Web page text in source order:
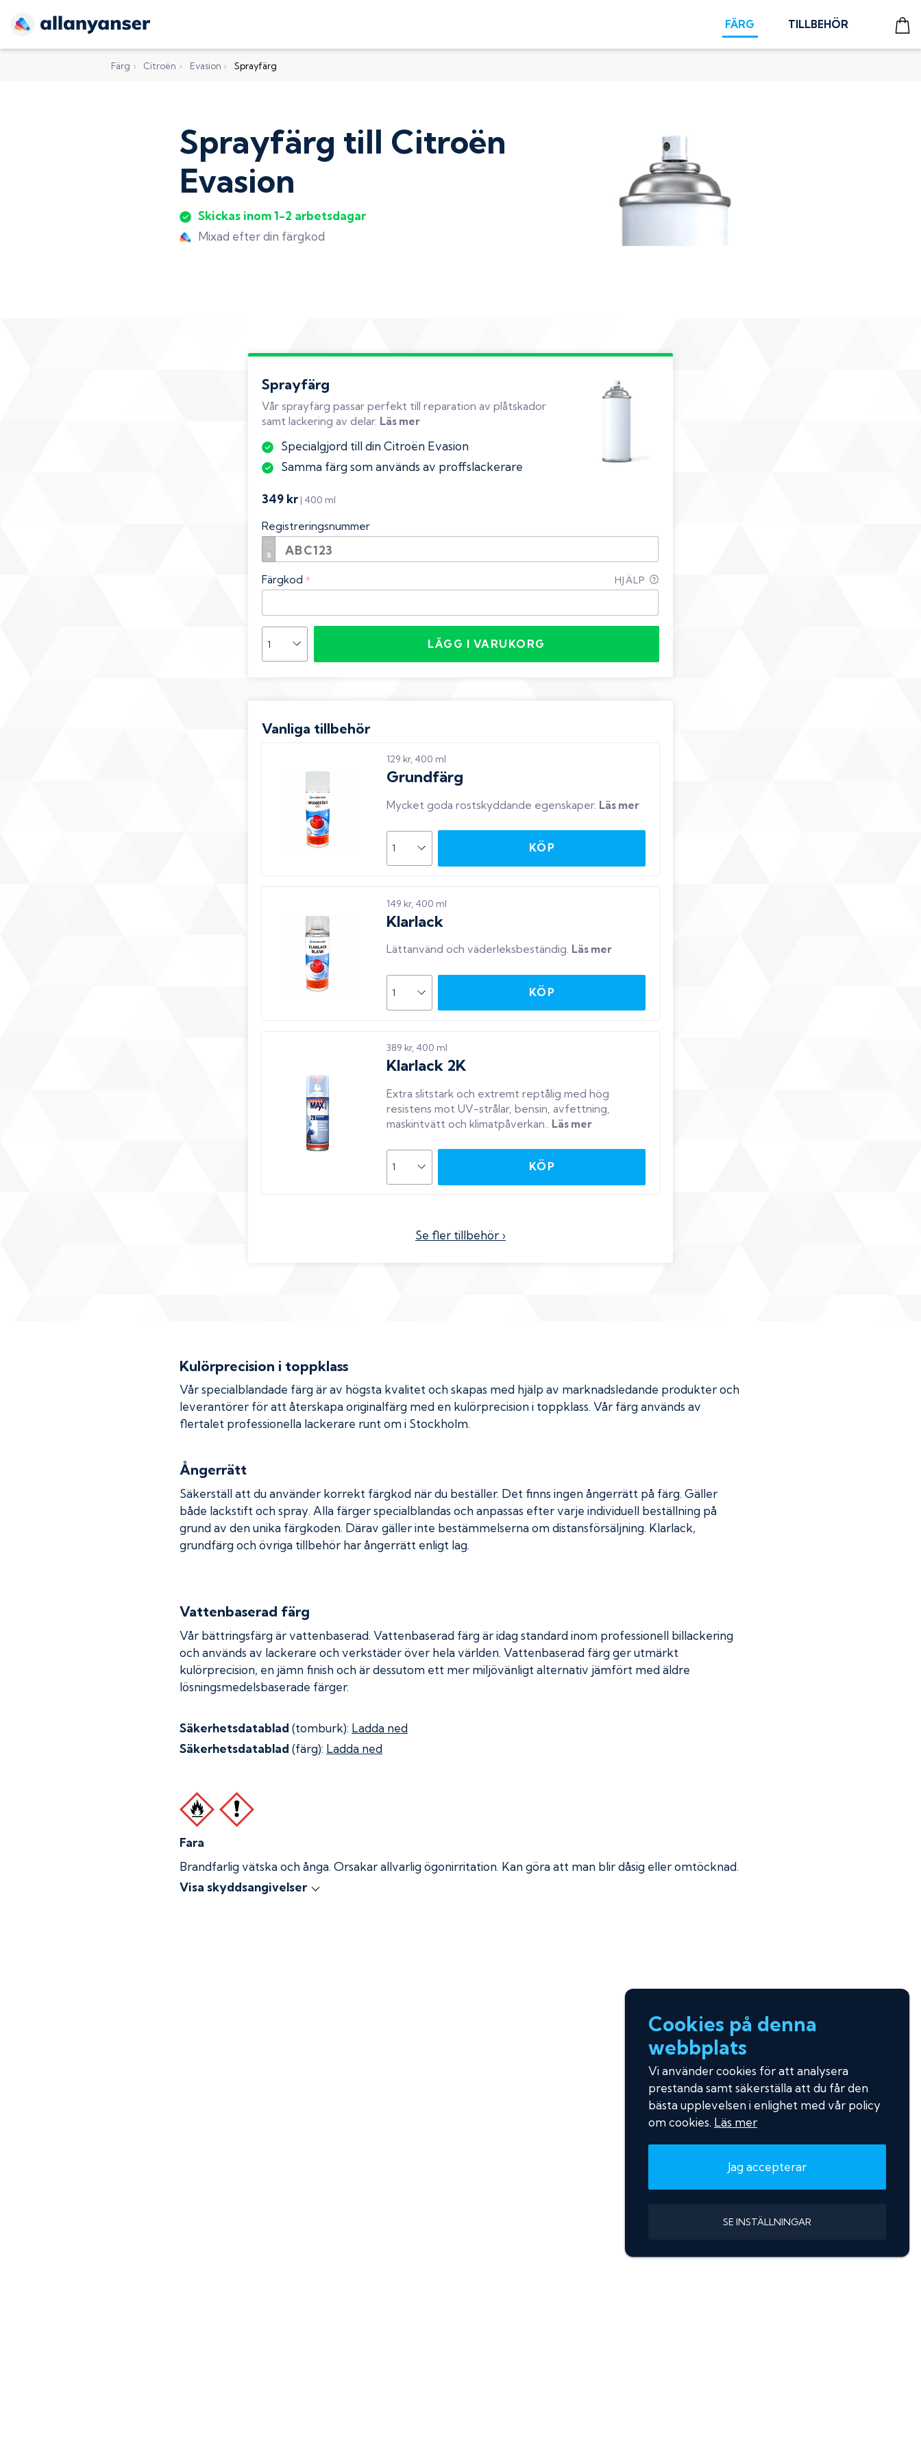
FÄRG TILLBEHÖR
Färg › Citroën › Evasion › Sprayfärg
Sprayfärg till Citroën
Evasion
Skickas inom 1-2 arbetsdagar
Mixad efter din färgkod
Sprayfärg
Vår sprayfärg passar perfekt till reparation av plåtskador
samt lackering av delar. Läs mer
Specialgjord till din Citroën Evasion
Samma färg som används av proffslackerare
349 kr | 400 ml
Registreringsnummer
Färgkod * HJÄLP
LÄGG I VARUKORG
Vanliga tillbehör
129 kr, 400 ml
Grundfärg
Mycket goda rostskyddande egenskaper. Läs mer
KÖP
149 kr, 400 ml
Klarlack
Lättanvänd och väderleksbeständig. Läs mer
KÖP
389 kr, 400 ml
Klarlack 2K
Extra slitstark och extremt reptålig med hög
resistens mot UV-strålar, bensin, avfettning,
maskintvätt och klimatpåverkan.
Läs mer
KÖP
Se fler tillbehör ›
Kulörprecision i toppklass
Vår specialblandade färg är av högsta kvalitet och skapas med hjälp av marknadsledande produkter och
leverantörer för att återskapa originalfärg med en kulörprecision i toppklass. Vår färg används av
flertalet professionella lackerare runt om i Stockholm.
Ångerrätt
Säkerställ att du använder korrekt färgkod när du beställer. Det finns ingen ångerrätt på färg. Gäller
både lackstift och spray. Alla färger specialblandas och anpassas efter varje individuell beställning på
grund av den unika färgkoden. Därav gäller inte bestämmelserna om distansförsäljning. Klarlack,
grundfärg och övriga tillbehör har ångerrätt enligt lag.
Vattenbaserad färg
Vår bättringsfärg är vattenbaserad. Vattenbaserad färg är idag standard inom professionell billackering
och används av lackerare och verkstäder över hela världen. Vattenbaserad färg ger utmärkt
kulörprecision, en jämn finish och är dessutom ett mer miljövänligt alternativ jämfört med äldre
lösningsmedelsbaserade färger.
Säkerhetsdatablad (tomburk): Ladda ned
Säkerhetsdatablad (färg): Ladda ned
Fara
Brandfarlig vätska och ånga. Orsakar allvarlig ögonirritation. Kan göra att man blir dåsig eller omtöcknad.
Visa skyddsangivelser
Cookies på denna
webbplats
Vi använder cookies för att analysera
prestanda samt säkerställa att du får den
bästa upplevelsen i enlighet med vår policy
om cookies. Läs mer
Jag accepterar
SE INSTÄLLNINGAR